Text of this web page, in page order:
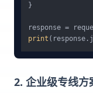
}
print
2. 企业级专线方